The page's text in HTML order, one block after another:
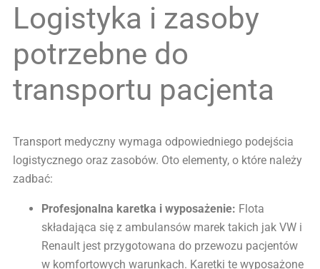
Logistyka i zasoby
potrzebne do
transportu pacjenta
Transport medyczny wymaga odpowiedniego podejścia
logistycznego oraz zasobów. Oto elementy, o które należy
zadbać:
Profesjonalna karetka i wyposażenie: Flota
składająca się z ambulansów marek takich jak VW i
Renault jest przygotowana do przewozu pacjentów
w komfortowych warunkach. Karetki te wyposażone